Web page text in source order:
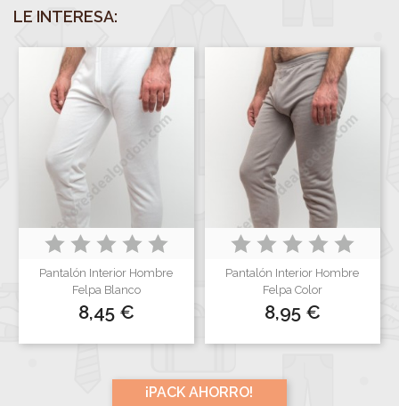
LE INTERESA:
Pantalón Interior Hombre
Felpa Blanco
Precio
8,45 €
Pantalón Interior Hombre
Felpa Color
Precio
8,95 €
¡PACK AHORRO!